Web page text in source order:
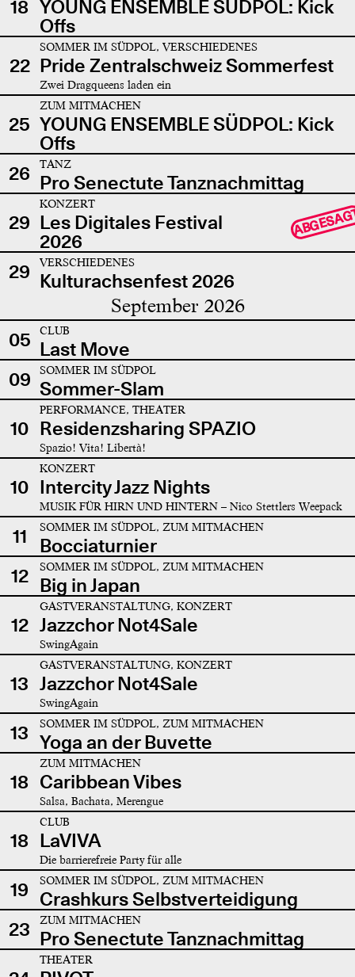
18 YOUNG ENSEMBLE SÜDPOL: Kick
Offs
22
SOMMER IM SÜDPOL, VERSCHIEDENES
Pride Zentralschweiz Sommerfest
Zwei Dragqueens laden ein
25
ZUM MITMACHEN
YOUNG ENSEMBLE SÜDPOL: Kick
Offs
26
TANZ
Pro Senectute Tanznachmittag
29
KONZERT
Les Digitales Festival
2026
29 VERSCHIEDENES
Kulturachsenfest 2026
September 2026
05 CLUB
Last Move
09
SOMMER IM SÜDPOL
Sommer-Slam
10
PERFORMANCE, THEATER
Residenzsharing SPAZIO
Spazio! Vita! Libertà!
10
KONZERT
Intercity Jazz Nights
MUSIK FÜR HIRN UND HINTERN – Nico Stettlers Weepack
11 SOMMER IM SÜDPOL, ZUM MITMACHEN
Bocciaturnier
12
SOMMER IM SÜDPOL, ZUM MITMACHEN
Big in Japan
12
GASTVERANSTALTUNG, KONZERT
Jazzchor Not4Sale
SwingAgain
13
GASTVERANSTALTUNG, KONZERT
Jazzchor Not4Sale
SwingAgain
13 SOMMER IM SÜDPOL, ZUM MITMACHEN
Yoga an der Buvette
18
ZUM MITMACHEN
Caribbean Vibes
Salsa, Bachata, Merengue
18
CLUB
LaVIVA
Die barrierefreie Party für alle
19 SOMMER IM SÜDPOL, ZUM MITMACHEN
Crashkurs Selbstverteidigung
23
ZUM MITMACHEN
Pro Senectute Tanznachmittag
THEATER